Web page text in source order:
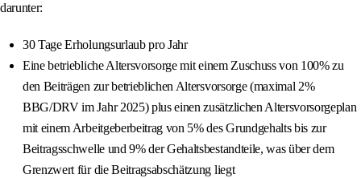
darunter:
30 Tage Erholungsurlaub pro Jahr
Eine betriebliche Altersvorsorge mit einem Zuschuss von 100% zu
den Beiträgen zur betrieblichen Altersvorsorge (maximal 2%
BBG/DRV im Jahr 2025) plus einen zusätzlichen Altersvorsorgeplan
mit einem Arbeitgeberbeitrag von 5% des Grundgehalts bis zur
Beitragsschwelle und 9% der Gehaltsbestandteile, was über dem
Grenzwert für die Beitragsabschätzung liegt